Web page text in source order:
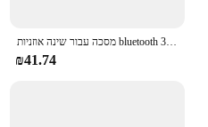
מסכה עבור שינה אוזניות bluetooth עיניים 3D מסכה רך אלסטי נוחה מוסיקה לשחק אוזניות שינה עם רמקול מובנה HD
₪41.74